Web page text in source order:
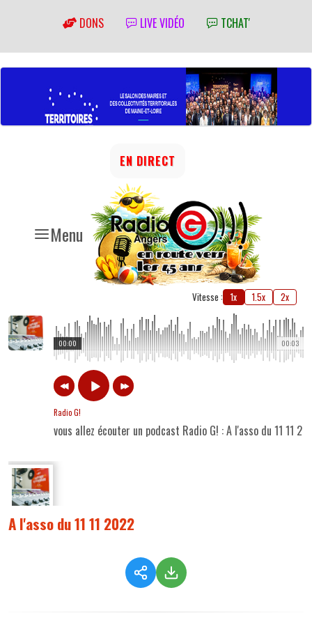
DONS LIVE VIDÉO TCHAT'
Menu
EN DIRECT
Vitesse : 1x 1.5x 2x
00:03
00:00
Radio G!
vous allez écouter un podcast Radio G! : A l'asso du 11 11
A l'asso du 11 11 2022